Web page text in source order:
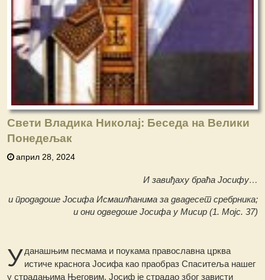
Свети Владика Николај: Беседа на Велики
Понедељак
април 28, 2024
И завиђаху браћа Јосифу…
и продадоше Јосифа Исмаилћанима за двадесет сребрника;
и они одведоше Јосифа у Мисир (1. Мојс. 37)
Уданашњим песмама и поукама православна црква
истиче краснога Јосифа као праобраз Спаситеља нашег
у страдањима Његовим. Јосиф је страдао због зависти